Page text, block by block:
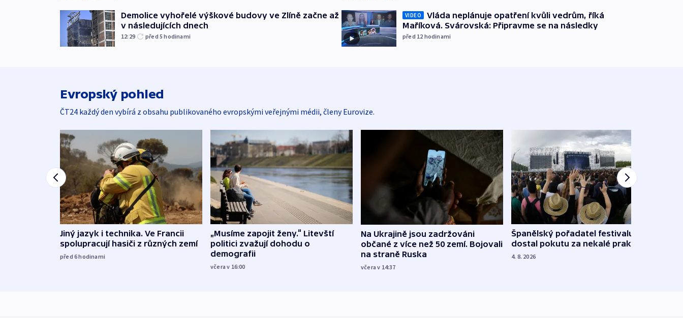
Demolice vyhořelé výškové budovy ve Zlíně začne až
v následujících dnech
12:29 před 5hodinami
VIDEO
Vláda neplánuje opatření kvůli vedrům, říká
Maříková. Svárovská: Připravme se na následky
před 12 hodinami
Evropský pohled
ČT24 každý den vybírá z obsahu publikovaného evropskými veřejnými médii, členy Eurovize.
Jiný jazyk i technika. Ve Francii
spolupracují hasiči z různých zemí
před 6hodinami
„Musíme zapojit ženy.“ Litevští
politici zvažují dohodu o
demografii
včera v 16:00
Na Ukrajině jsou zadržováni
občané z více než 50 zemí. Bojovali
na straně Ruska
včera v 14:37
Španělský pořadatel festivalu
dostal pokutu za nekalé praktiky
4. 8. 2026